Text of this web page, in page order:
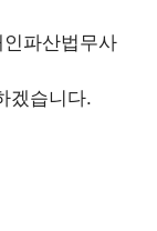
파산법무사
겠습니다.